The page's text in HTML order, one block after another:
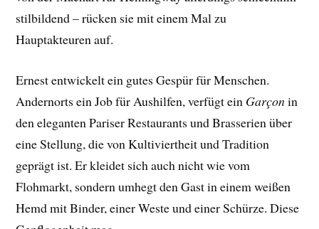
stilbildend – rücken sie mit einem Mal zu
Hauptakteuren auf.
Ernest entwickelt ein gutes Gespür für Menschen.
Andernorts ein Job für Aushilfen, verfügt ein Garçonin
den eleganten Pariser Restaurants und Brasserien über
eine Stellung, die von Kultiviertheit und Tradition
geprägt ist. Er kleidet sich auch nicht wie vom
Flohmarkt, sondern umhegt den Gast in einem weißen
Hemd mit Binder, einer Weste und einer Schürze. Diese